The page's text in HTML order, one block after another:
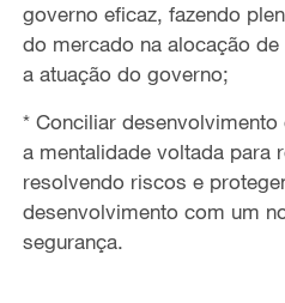
governo eficaz, fazendo
do mercado na alocação
a atuação do governo;
* Conciliar
a mentalidade voltada para
resolvendo riscos e
desenvolvimento com um
segurança.